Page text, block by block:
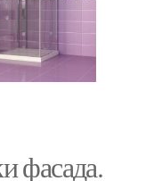
фасада.